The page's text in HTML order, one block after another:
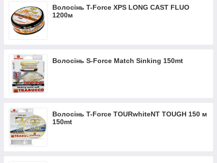
Волосінь T-Force XPS LONG CAST FLUO
1200м
Волосінь S-Force Match Sinking 150mt
Волосінь T-Force TOURwhiteNT TOUGH 150 м
150mt